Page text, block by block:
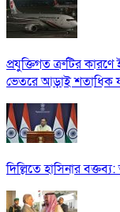
প্রযুক্তিগত ত্রুটির
ভেতরে আড়াই শতাধিক
দিল্লিতে হাসিনার